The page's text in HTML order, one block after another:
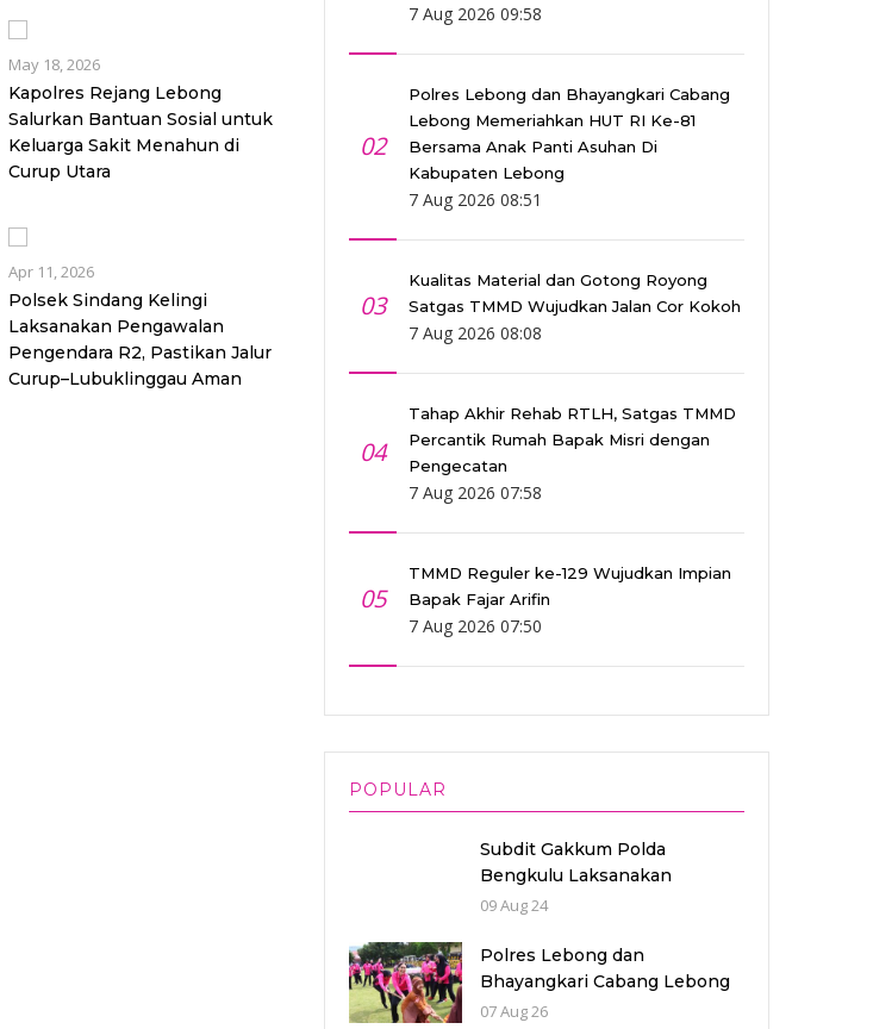
May 18, 2026
Kapolres Rejang Lebong
Salurkan Bantuan Sosial untuk
Keluarga Sakit Menahun di
Curup Utara
Apr 11, 2026
Polsek Sindang Kelingi
Laksanakan Pengawalan
Pengendara R2, Pastikan Jalur
Curup–Lubuklinggau Aman
7 Aug 2026 09:58
02
Polres Lebong dan Bhayangkari Cabang
Lebong Memeriahkan HUT RI Ke-81
Bersama Anak Panti Asuhan Di
Kabupaten Lebong
7 Aug 2026 08:51
03
Kualitas Material dan Gotong Royong
Satgas TMMD Wujudkan Jalan Cor Kokoh
7 Aug 2026 08:08
04
Tahap Akhir Rehab RTLH, Satgas TMMD
Percantik Rumah Bapak Misri dengan
Pengecatan
7 Aug 2026 07:58
05
TMMD Reguler ke-129 Wujudkan Impian
Bapak Fajar Arifin
7 Aug 2026 07:50
POPULAR
Subdit Gakkum Polda
Bengkulu Laksanakan
Pemeriksaan Jumlah Laka
09 Aug 24
Polres Lebong dan
Bhayangkari Cabang Lebong
Memeriahkan HUT RI Ke-81
07 Aug 26